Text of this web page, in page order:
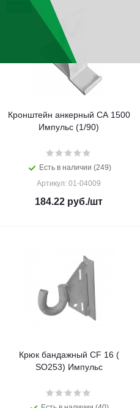
Кронштейн анкерный CA 1500
Импульс (1/90)
Есть в наличии (249)
Артикул: 01-04009
184.22 руб./шт
Крюк бандажный CF 16 (
SO253) Импульс